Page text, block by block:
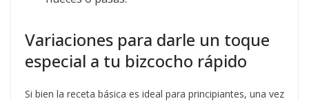
Variaciones para darle un toque
especial a tu bizcocho rápido
Si bien la receta básica es ideal para principiantes, una vez